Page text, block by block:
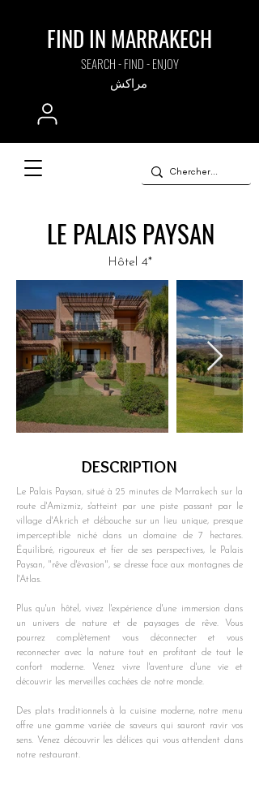
FIND IN MARRAKECH
SEARCH - FIND - ENJOY
مراكش
LE PALAIS PAYSAN
Hôtel 4*
DESCRIPTION
Le Palais Paysan, situé à 25 minutes de Marrakech sur la
route d'Amizmiz, s'atteint par une piste passant par le
village d'Akrich et débouche sur un lieu unique, presque
imperceptible niché dans un domaine de 7 hectares.
Équilibré, rigoureux et fier de ses perspectives, le Palais
Paysan, "rêve d'évasion", se dresse face aux montagnes de
l'Atlas.
Plus qu'un hôtel, vivez l'expérience d'une immersion dans
un univers de nature et de paysages de rêve. Vous
pourrez complètement vous déconnecter et vous
reconnecter avec la nature tout en profitant de tout le
confort moderne. Venez vivre l'aventure d'une vie et
découvrir les merveilles cachées de notre monde.
Des plats traditionnels à la cuisine moderne, notre menu
offre une gamme variée de saveurs qui sauront ravir vos
sens. Venez découvrir les délices qui vous attendent dans
notre restaurant.